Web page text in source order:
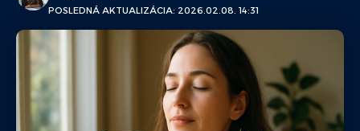
POSLEDNÁ AKTUALIZÁCIA: 2026.02.08. 14:31